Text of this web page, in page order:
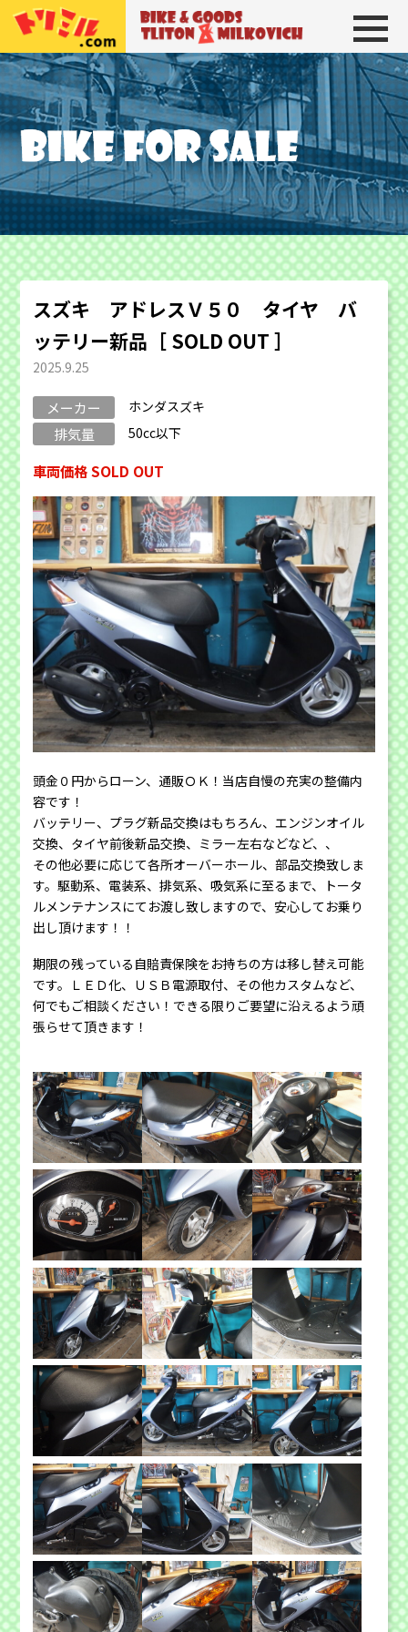
トリトン＆ミルコビッチ BIKE＆
スズキ アドレスＶ５０ タイヤ バ
ッテリー新品［ SOLD OUT ］
2025.9.25
メーカー ホンダスズキ
排気量 50cc以下
車両価格 SOLD OUT
頭金０円からローン、通販ＯＫ！当店自慢の充実の整備内
容です！
バッテリー、プラグ新品交換はもちろん、エンジンオイル
交換、タイヤ前後新品交換、ミラー左右などなど、、
その他必要に応じて各所オーバーホール、部品交換致しま
す。駆動系、電装系、排気系、吸気系に至るまで、トータ
ルメンテナンスにてお渡し致しますので、安心してお乗り
出し頂けます！！
期限の残っている自賠責保険をお持ちの方は移し替え可能
です。ＬＥＤ化、ＵＳＢ電源取付、その他カスタムなど、
何でもご相談ください！できる限りご要望に沿えるよう頑
張らせて頂きます！